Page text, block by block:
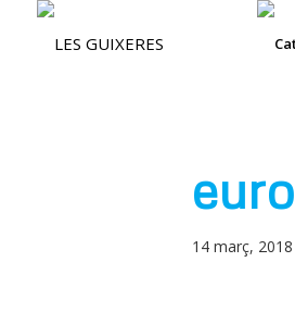
euro
14 març, 2018